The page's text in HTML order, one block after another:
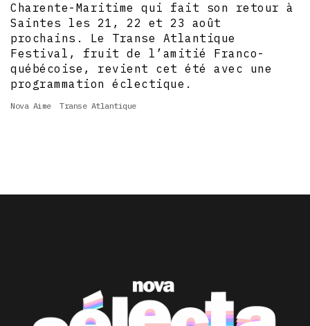
Charente-Maritime qui fait son retour à
Saintes les 21, 22 et 23 août
prochains. Le Transe Atlantique
Festival, fruit de l’amitié Franco-
québécoise, revient cet été avec une
programmation éclectique.
Nova Aime Transe Atlantique